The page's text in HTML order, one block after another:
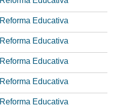
Reforma Educativa
Reforma Educativa
Reforma Educativa
Reforma Educativa
Reforma Educativa